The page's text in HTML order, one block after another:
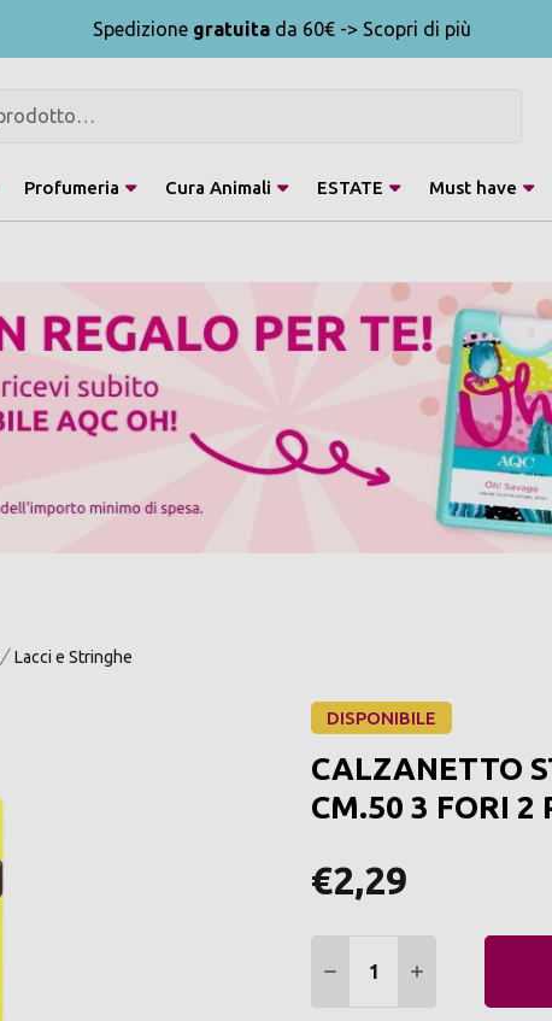
Spedizione gratuita da 60€ -> Scopri di più
Profumeria Cura Animali ESTATE Must have
Lacci e Stringhe
DISPONIBILE
CALZANETTO
CM.50 3 FORI 2
€2,29
DIMINUIRE QUANTITÀ:
AUMENTARE